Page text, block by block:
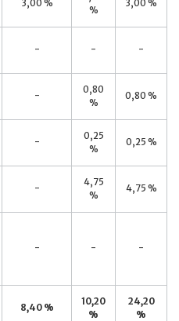
3,00 %
%
3,00 %
- - -
-
0,80
%
0,80 %
-
0,25
%
0,25 %
-
4,75
%
4,75 %
- - -
8,40 %
10,20
%
24,20
%